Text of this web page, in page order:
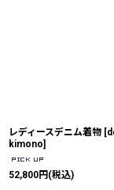
レディースデニム着物 [
kimono]
52,800円 (税込)